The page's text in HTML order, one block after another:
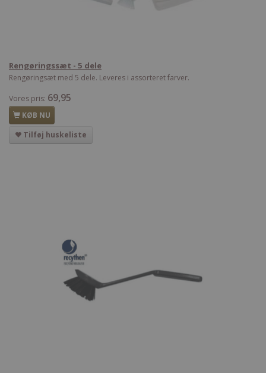
Rengøringssæt - 5 dele
Rengøringsæt med 5 dele. Leveres i assorteret farver.
Vores pris: 69,95
KØB NU
Tilføj huskeliste